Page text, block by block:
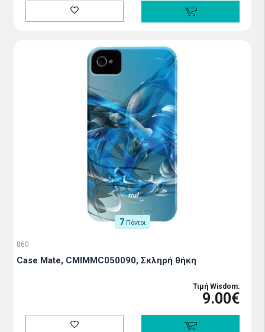
7 Πόντοι
860
Case Mate, CMIMMC050090, Σκληρή θήκη
Τιμή Wisdom:
9.00€